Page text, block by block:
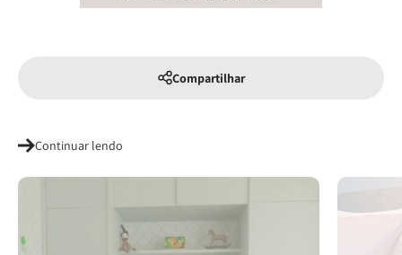
Compartilhar
Continuar lendo